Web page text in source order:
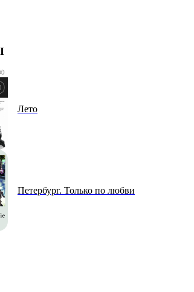
Лето
Петербург. Только по любви